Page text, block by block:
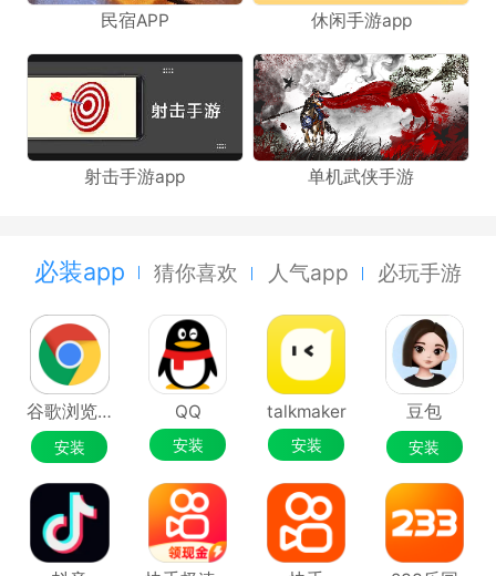
民宿APP 休闲手游app
射击手游app 单机武侠手游
必装app 猜你喜欢 人气app 必玩手游
谷歌浏览器Google Chrome
安装
QQ
安装
talkmaker
安装
豆包
安装